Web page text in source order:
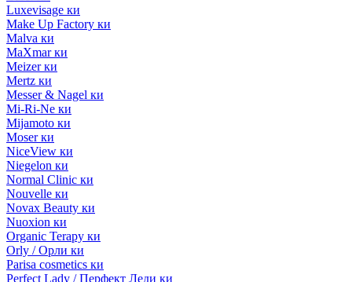
Luxevisage ки
Make Up Factory ки
Malva ки
MaXmar ки
Meizer ки
Mertz ки
Messer & Nagel ки
Mi-Ri-Ne ки
Mijamoto ки
Moser ки
NiceView ки
Niegelon ки
Normal Clinic ки
Nouvelle ки
Novax Beauty ки
Nuoxion ки
Organic Terapy ки
Orly / Орли ки
Parisa cosmetics ки
Perfect Lady / Перфект Леди ки